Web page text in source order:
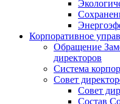
Корпоративное
Обращение
директоров
Система
Совет
Совет
Состав